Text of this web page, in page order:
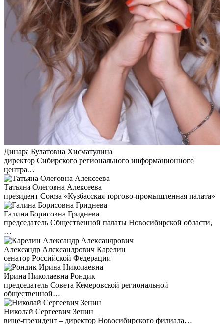
Динара Булатовна Хисматулина
директор Сибирского регионального информационного
центра…
Татьяна Олеговна Алексеева
президент Союза «Кузбасская торгово-промышленная палата»
Галина Борисовна Гриднева
председатель Общественной палаты Новосибирской области,
…
Александр Александрович Карелин
сенатор Российской Федерации
Ирина Николаевна Рондик
председатель Совета Кемеровской региональной
общественной…
Николай Сергеевич Зенин
вице-президент – директор Новосибирского филиала…